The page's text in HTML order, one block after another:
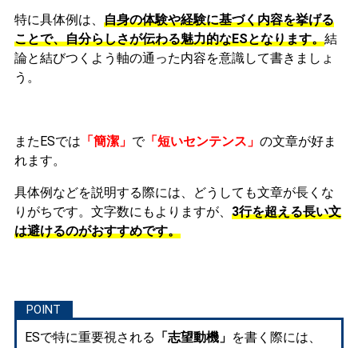
特に具体例は、 自身の体験や経験に基づく内容を挙げる
ことで、自分らしさが伝わる魅力的なESとなります。結
論と結びつくよう軸の通った内容を意識して書きましょ
う。
またESでは 「簡潔」 で「短いセンテンス」 の文章が好ま
れます。
具体例などを説明する際には、どうしても文章が長くな
りがちです。文字数にもよりますが、 3行を超える長い文
は避けるのがおすすめです。
ESで特に重要視される 「志望動機」 を書く際には、